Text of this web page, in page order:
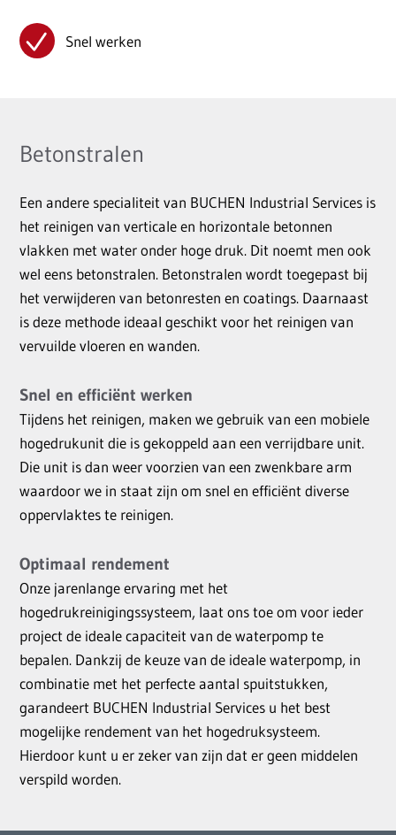
Snel werken
Betonstralen
Een andere specialiteit van BUCHEN Industrial Services is
het reinigen van verticale en horizontale betonnen
vlakken met water onder hoge druk. Dit noemt men ook
wel eens betonstralen. Betonstralen wordt toegepast bij
het verwijderen van betonresten en coatings. Daarnaast
is deze methode ideaal geschikt voor het reinigen van
vervuilde vloeren en wanden.
Snel en efficiënt werken
Tijdens het reinigen, maken we gebruik van een mobiele
hogedrukunit die is gekoppeld aan een verrijdbare unit.
Die unit is dan weer voorzien van een zwenkbare arm
waardoor we in staat zijn om snel en efficiënt diverse
oppervlaktes te reinigen.
Optimaal rendement
Onze jarenlange ervaring met het
hogedrukreinigingssysteem, laat ons toe om voor ieder
project de ideale capaciteit van de waterpomp te
bepalen. Dankzij de keuze van de ideale waterpomp, in
combinatie met het perfecte aantal spuitstukken,
garandeert BUCHEN Industrial Services u het best
mogelijke rendement van het hogedruksysteem.
Hierdoor kunt u er zeker van zijn dat er geen middelen
verspild worden.